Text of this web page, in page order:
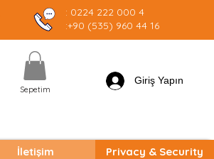
: 0224 222 000 4
:+90 (535) 960 44 16
Giriş Yapın
Sepetim
İletişim Privacy & Security